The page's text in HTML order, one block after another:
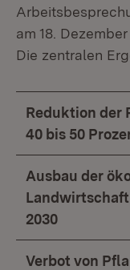
am 18.
Die zentralen
Reduktion der
40 bis 50
Ausbau der
Landwirtschaft
2030
Verbot von